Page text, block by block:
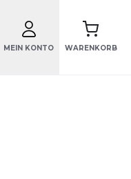
MEIN KONTO WARENKORB